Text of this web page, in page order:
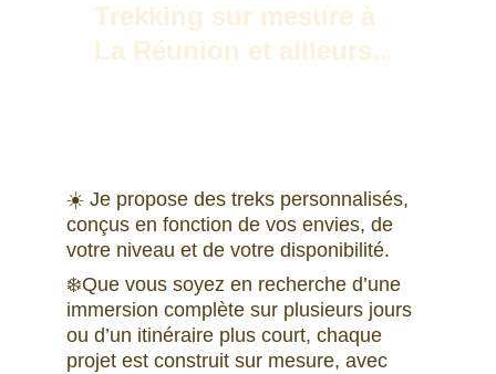
☀️ Je propose des treks personnalisés,
conçus en fonction de vos envies, de
votre niveau et de votre disponibilité.
❄️Que vous soyez en recherche d’une
immersion complète sur plusieurs jours
ou d’un itinéraire plus court, chaque
projet est construit sur mesure, avec
Trekking sur mesure à
La Réunion et ailleurs..